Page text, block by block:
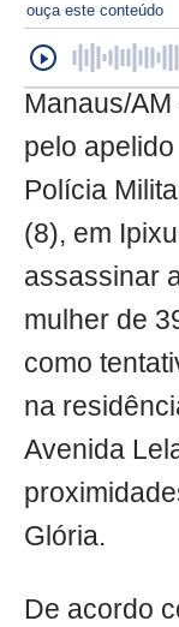
ouça este conteúdo
Manaus/
pelo
Polícia
(8), em
assassinar
mulher de
como
na
Avenida
Glória.
De acordo